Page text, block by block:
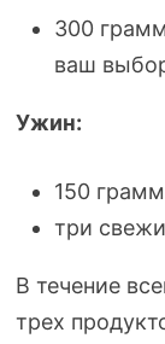
300
ваш
Ужин:
150
три
В течение
трех